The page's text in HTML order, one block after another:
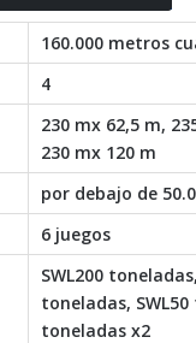
160.000 metros
4
230 mx 62,5 m,
230 mx 120 m
por debajo de
6 juegos
SWL200
toneladas,
toneladas x2